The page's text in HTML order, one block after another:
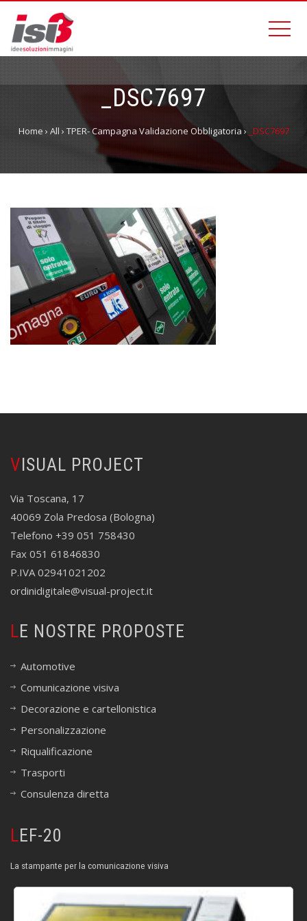
_DSC7697
Home›All›TPER- Campagna Validazione Obbligatoria ›_DSC7697
VISUAL PROJECT
Via Toscana, 17
40069 Zola Predosa (Bologna)
Telefono +39 051 758430
Fax 051 61846830
P.IVA 02941021202
ordinidigitale@visual-project.it
LE NOSTRE PROPOSTE
Automotive
Comunicazione visiva
Decorazione e cartellonistica
Personalizzazione
Riqualificazione
Trasporti
Consulenza diretta
LEF-20
La stampante per la comunicazione visiva